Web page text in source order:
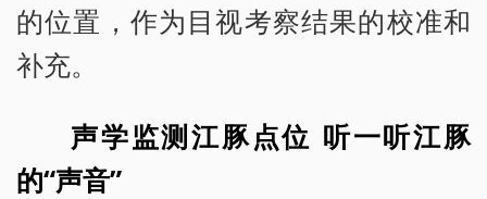
的位置，作为目视考察结果的校准和
补充。
声学监测江豚点位 听一听江豚
的“声音”